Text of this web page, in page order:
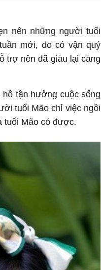
nên những người tuổi
mới, do có vận quý
trợ nên đã giàu lại càng
tận hưởng cuộc sống
tuổi Mão chỉ việc ngồi
tuổi Mão có được.